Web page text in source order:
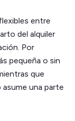
entre
del alquiler
Por
pequeña o sin
que
una parte